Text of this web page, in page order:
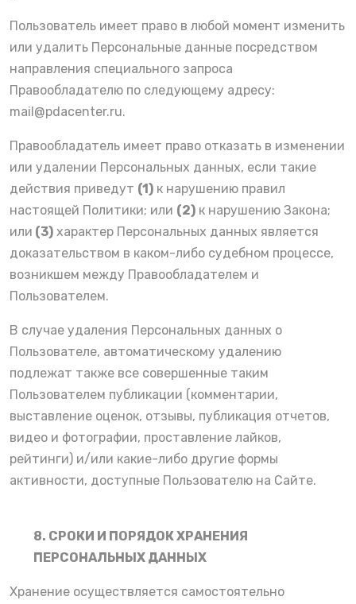
Пользователь имеет право в любой момент изменить
или удалить Персональные данные посредством
направления специального запроса
Правообладателю по следующему адресу:
mail@pdacenter.ru.
Правообладатель имеет право отказать в изменении
или удалении Персональных данных, если такие
действия приведут (1) к нарушению правил
настоящей Политики; или (2) к нарушению Закона;
или (3) характер Персональных данных является
доказательством в каком-либо судебном процессе,
возникшем между Правообладателем и
Пользователем.
В случае удаления Персональных данных о
Пользователе, автоматическому удалению
подлежат также все совершенные таким
Пользователем публикации (комментарии,
выставление оценок, отзывы, публикация отчетов,
видео и фотографии, проставление лайков,
рейтинги) и/или какие-либо другие формы
активности, доступные Пользователю на Сайте.
8. СРОКИ И ПОРЯДОК ХРАНЕНИЯ
ПЕРСОНАЛЬНЫХ ДАННЫХ
Хранение осуществляется самостоятельно